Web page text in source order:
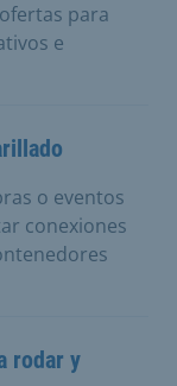
para
e
o eventos
conexiones
rodar y